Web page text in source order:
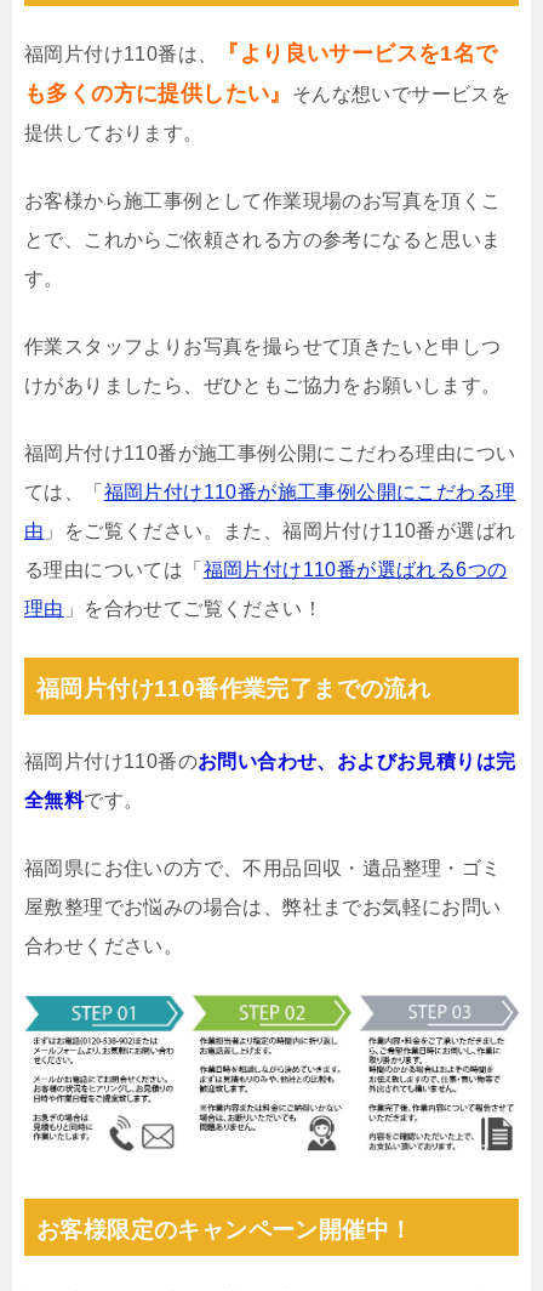
福岡片付け110番は、
『より良いサービスを1名で
も多くの方に提供したい』
そんな想いでサービスを
提供しております。
お客様から施工事例として作業現場のお写真を頂くこ
とで、これからご依頼される方の参考になると思いま
す。
作業スタッフよりお写真を撮らせて頂きたいと申しつ
けがありましたら、ぜひともご協力をお願いします。
福岡片付け110番が施工事例公開にこだわる理由につい
ては、「 福岡片付け110番が施工事例公開にこだわる理
由 」をご覧ください。また、福岡片付け110番が選ばれ
る理由については「 福岡片付け110番が選ばれる6つの
理由 」を合わせてご覧ください！
福岡片付け110番作業完了までの流れ
福岡片付け110番のお問い合わせ、およびお見積りは完
全無料です。
福岡県にお住いの方で、不用品回収・遺品整理・ゴミ
屋敷整理でお悩みの場合は、弊社までお気軽にお問い
合わせください。
お客様限定のキャンペーン開催中！